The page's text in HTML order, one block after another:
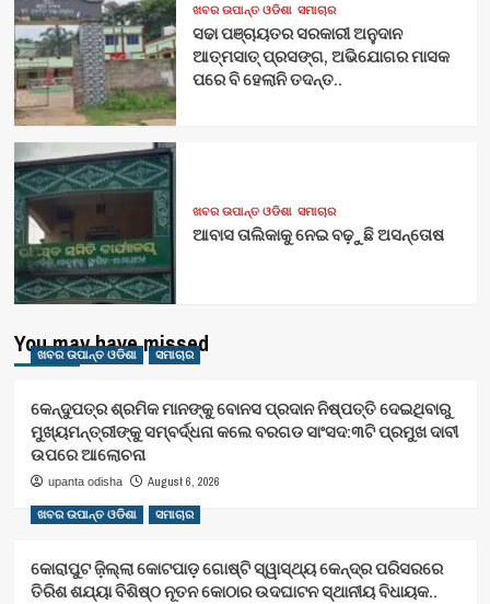
ଖବର ଉପାନ୍ତ ଓଡିଶା ସମାଚାର
ସଢା ପଞ୍ଚାୟତର ସରକାରୀ ଅନୁଦାନ
ଆତ୍ମସାତ୍ ପ୍ରସଙ୍ଗ, ଅଭିଯୋଗର ମାସକ
ପରେ ବି ହେଲାନି ତଦନ୍ତ..
ଖବର ଉପାନ୍ତ ଓଡିଶା ସମାଚାର
ଆବାସ ତାଲିକାକୁ ନେଇ ବଢ଼ୁଛି ଅସନ୍ତୋଷ
You may have missed
ଖବର ଉପାନ୍ତ ଓଡିଶା ସମାଚାର
କେନ୍ଦୁପତ୍ର ଶ୍ରମିକ ମାନଙ୍କୁ ବୋନସ ପ୍ରଦାନ ନିଷ୍ପତ୍ତି ଦେଇଥିବାରୁ
ମୁଖ୍ୟମନ୍ତ୍ରୀଙ୍କୁ ସମ୍ବର୍ଦ୍ଧନା କଲେ ବରଗଡ ସାଂସଦ:୩ଟି ପ୍ରମୁଖ ଦାବୀ
ଉପରେ ଆଲୋଚନା
upanta odisha August 6, 2026
ଖବର ଉପାନ୍ତ ଓଡିଶା ସମାଚାର
କୋରାପୁଟ ଜ଼ିଲ୍ଲା କୋଟପାଡ଼ ଗୋଷ୍ଟି ସ୍ୱାସ୍ଥ୍ୟ କେନ୍ଦ୍ର ପରିସରରେ
ତିରିଶ ଶଯ୍ୟା ବିଶିଷ୍ଠ ନୂତନ କୋଠାର ଉଦଘାଟନ ସ୍ଥାନୀୟ ବିଧାୟକ..